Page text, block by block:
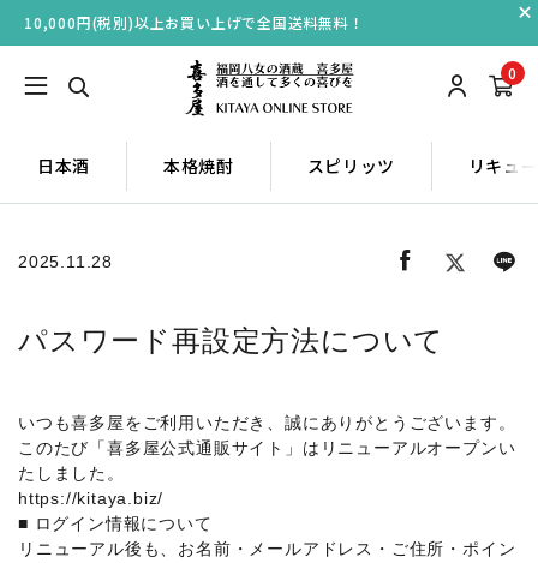
10,000円(税別)以上お買い上げで全国送料無料！
0
日本酒 本格焼酎 スピリッツ リキュ
2025.11.28
パスワード再設定方法について
いつも喜多屋をご利用いただき、誠にありがとうございます。
このたび「喜多屋公式通販サイト」はリニューアルオープンい
たしました。
https://kitaya.biz/
■ ログイン情報について
リニューアル後も、お名前・メールアドレス・ご住所・ポイン